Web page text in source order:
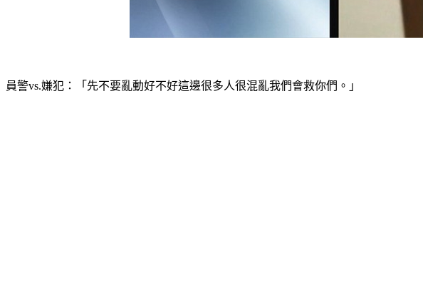
員警vs.嫌犯：「先不要亂動好不好這邊很多人很混亂我們會救你們。」